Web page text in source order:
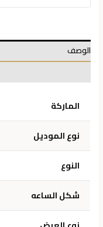
الوصف
الماركة
نوع الموديل
النوع
شكل الساعه